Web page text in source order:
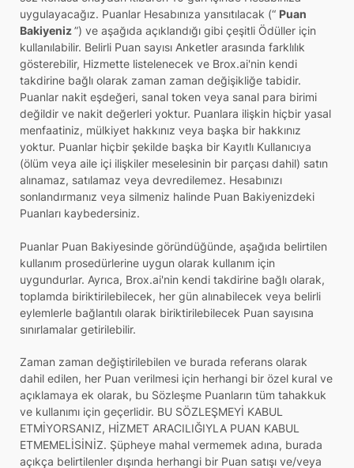
uygulayacağız. Puanlar Hesabınıza yansıtılacak (“ Puan
Bakiyeniz”) ve aşağıda açıklandığı gibi çeşitli Ödüller için
kullanılabilir. Belirli Puan sayısı Anketler arasında farklılık
gösterebilir, Hizmette listelenecek ve Brox.ai'nin kendi
takdirine bağlı olarak zaman zaman değişikliğe tabidir.
Puanlar nakit eşdeğeri, sanal token veya sanal para birimi
değildir ve nakit değerleri yoktur. Puanlara ilişkin hiçbir yasal
menfaatiniz, mülkiyet hakkınız veya başka bir hakkınız
yoktur. Puanlar hiçbir şekilde başka bir Kayıtlı Kullanıcıya
(ölüm veya aile içi ilişkiler meselesinin bir parçası dahil) satın
alınamaz, satılamaz veya devredilemez. Hesabınızı
sonlandırmanız veya silmeniz halinde Puan Bakiyenizdeki
Puanları kaybedersiniz.
Puanlar Puan Bakiyesinde göründüğünde, aşağıda belirtilen
kullanım prosedürlerine uygun olarak kullanım için
uygundurlar. Ayrıca, Brox.ai'nin kendi takdirine bağlı olarak,
toplamda biriktirilebilecek, her gün alınabilecek veya belirli
eylemlerle bağlantılı olarak biriktirilebilecek Puan sayısına
sınırlamalar getirilebilir.
Zaman zaman değiştirilebilen ve burada referans olarak
dahil edilen, her Puan verilmesi için herhangi bir özel kural ve
açıklamaya ek olarak, bu Sözleşme Puanların tüm tahakkuk
ve kullanımı için geçerlidir. BU SÖZLEŞMEYİ KABUL
ETMİYORSANIZ, HİZMET ARACILIĞIYLA PUAN KABUL
ETMEMELİSİNİZ. Şüpheye mahal vermemek adına, burada
açıkça belirtilenler dışında herhangi bir Puan satışı ve/veya